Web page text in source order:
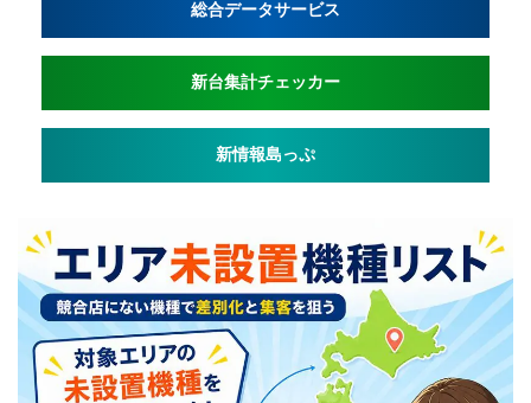
総合データサービス
新台集計チェッカー
新情報島っぷ